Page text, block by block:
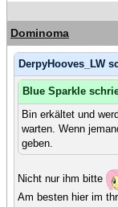
Dominoma
DerpyHooves_LW
Blue Sparkle
Bin erkältet und
warten. Wenn
geben.
Nicht nur ihm bitte
Am besten hier im